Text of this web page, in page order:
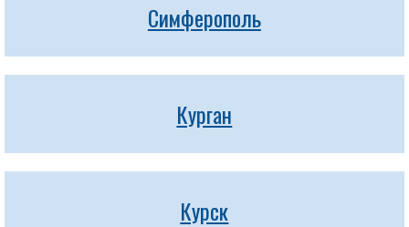
Симферополь
Курган
Курск